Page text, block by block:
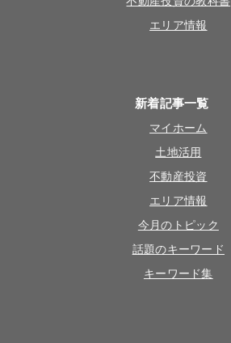
エリア情報
新着記事一覧
マイホーム
土地活用
不動産投資
エリア情報
今月のトピック
話題のキーワード
キーワード集